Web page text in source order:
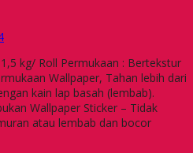
kg/ Roll Permukaan : Bertekstur
Wallpaper, Tahan lebih dari
kain lap basah (lembab).
Wallpaper Sticker – Tidak
atau lembab dan bocor